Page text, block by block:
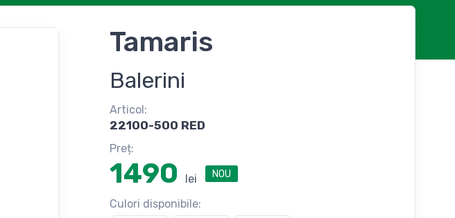
Tamaris
Balerini
Articol:
22100-500 RED
Preț:
1490 lei NOU
Culori disponibile: